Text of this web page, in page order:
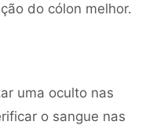
do cólon melhor.
uma oculto nas
o sangue nas